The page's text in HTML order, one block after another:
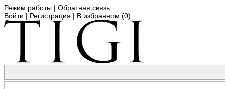
Режим работы | Обратная связь
Войти | Регистрация | В избранном (0)